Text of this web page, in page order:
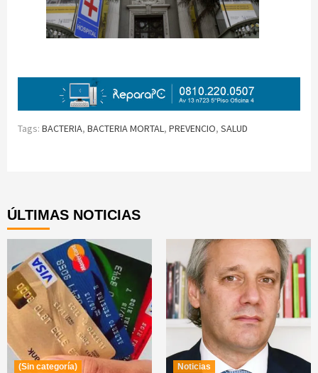
Tags: BACTERIA, BACTERIA MORTAL, PREVENCIO, SALUD
ÚLTIMAS NOTICIAS
(Sin categoría) Noticias